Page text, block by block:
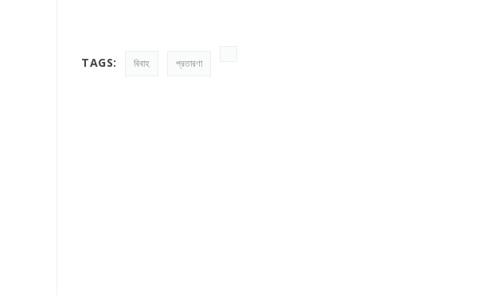
TAGS: বিবাহ প্রতারণা